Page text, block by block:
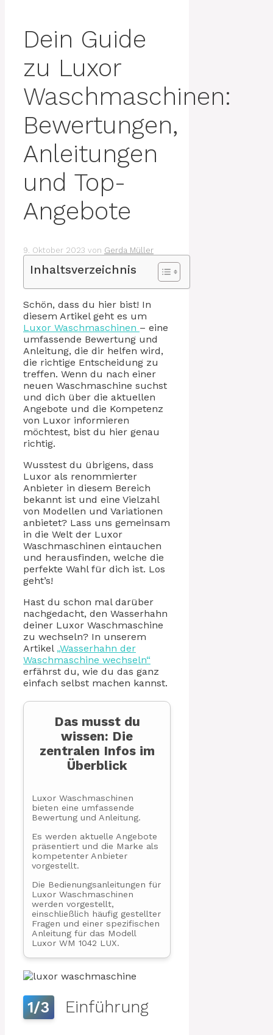
Dein Guide
zu Luxor
Waschmaschinen:
Bewertungen,
Anleitungen
und Top-
Angebote
9. Oktober 2023 von Gerda Müller
Inhaltsverzeichnis
Schön, dass du hier bist! In
diesem Artikel geht es um
Luxor Waschmaschinen – eine
umfassende Bewertung und
Anleitung, die dir helfen wird,
die richtige Entscheidung zu
treffen. Wenn du nach einer
neuen Waschmaschine suchst
und dich über die aktuellen
Angebote und die Kompetenz
von Luxor informieren
möchtest, bist du hier genau
richtig.
Wusstest du übrigens, dass
Luxor als renommierter
Anbieter in diesem Bereich
bekannt ist und eine Vielzahl
von Modellen und Variationen
anbietet? Lass uns gemeinsam
in die Welt der Luxor
Waschmaschinen eintauchen
und herausfinden, welche die
perfekte Wahl für dich ist. Los
geht’s!
Hast du schon mal darüber
nachgedacht, den Wasserhahn
deiner Luxor Waschmaschine
zu wechseln? In unserem
Artikel „Wasserhahn der
Waschmaschine wechseln“
erfährst du, wie du das ganz
einfach selbst machen kannst.
Das musst du
wissen: Die
zentralen Infos im
Überblick
Luxor Waschmaschinen
bieten eine umfassende
Bewertung und Anleitung.
Es werden aktuelle Angebote
präsentiert und die Marke als
kompetenter Anbieter
vorgestellt.
Die Bedienungsanleitungen für
Luxor Waschmaschinen
werden vorgestellt,
einschließlich häufig gestellter
Fragen und einer spezifischen
Anleitung für das Modell
Luxor WM 1042 LUX.
1/3 Einführung